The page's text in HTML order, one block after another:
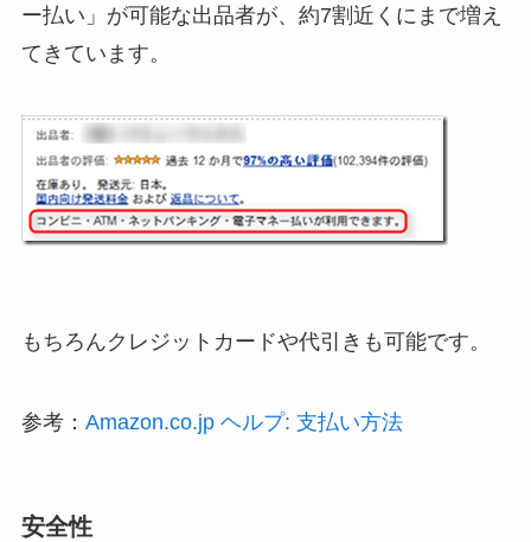
ー払い」が可能な出品者が、約7割近くにまで増え
てきています。
もちろんクレジットカードや代引きも可能です。
参考： Amazon.co.jp ヘルプ: 支払い方法
安全性